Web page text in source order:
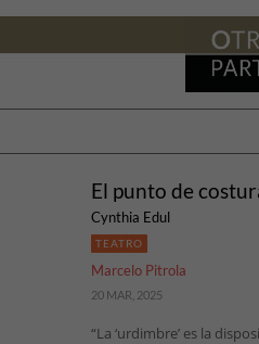
El punto de
Cynthia Edul
TEATRO
Marcelo Pitrola
20 MAR, 2025
“La ‘urdimbre’ es la